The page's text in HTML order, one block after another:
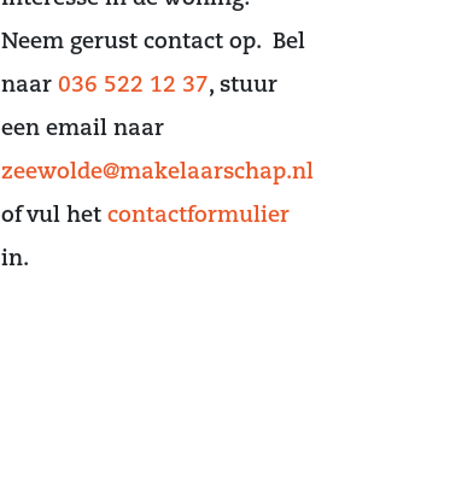
Neem gerust contact op. Bel
naar 036 522 12 37, stuur
een email naar
zeewolde@makelaarschap.nl
of vul het contactformulier
in.